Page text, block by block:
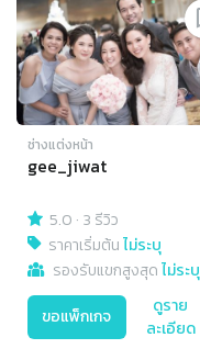
ช่างแต่งหน้า
gee_jiwat
5.0 · 3 รีวิว
ราคาเริ่มต้นไม่ระบุ
รองรับแขกสูงสุดไม่ระบุ
ขอแพ็กเกจ
ดูราย
ละเอียด